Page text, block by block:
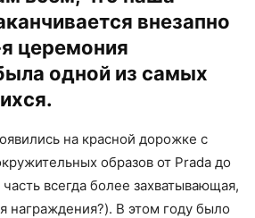
внезапно
церемония
одной из самых
на красной дорожке с
образов от Prada до
всегда более захватывающая,
награждения?). В этом году было